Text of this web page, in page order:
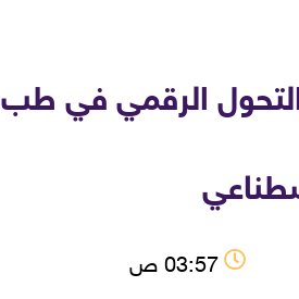
الرقمي في طب
03:57 ص